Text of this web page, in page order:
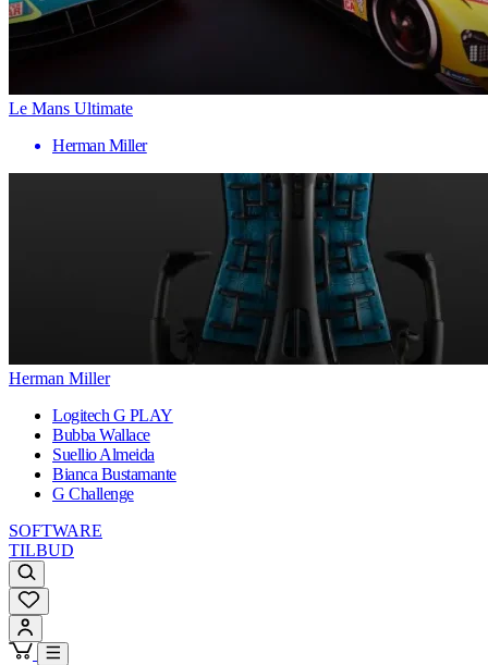
Le Mans Ultimate
Herman Miller
Herman Miller
Logitech G PLAY
Bubba Wallace
Suellio Almeida
Bianca Bustamante
G Challenge
SOFTWARE
TILBUD